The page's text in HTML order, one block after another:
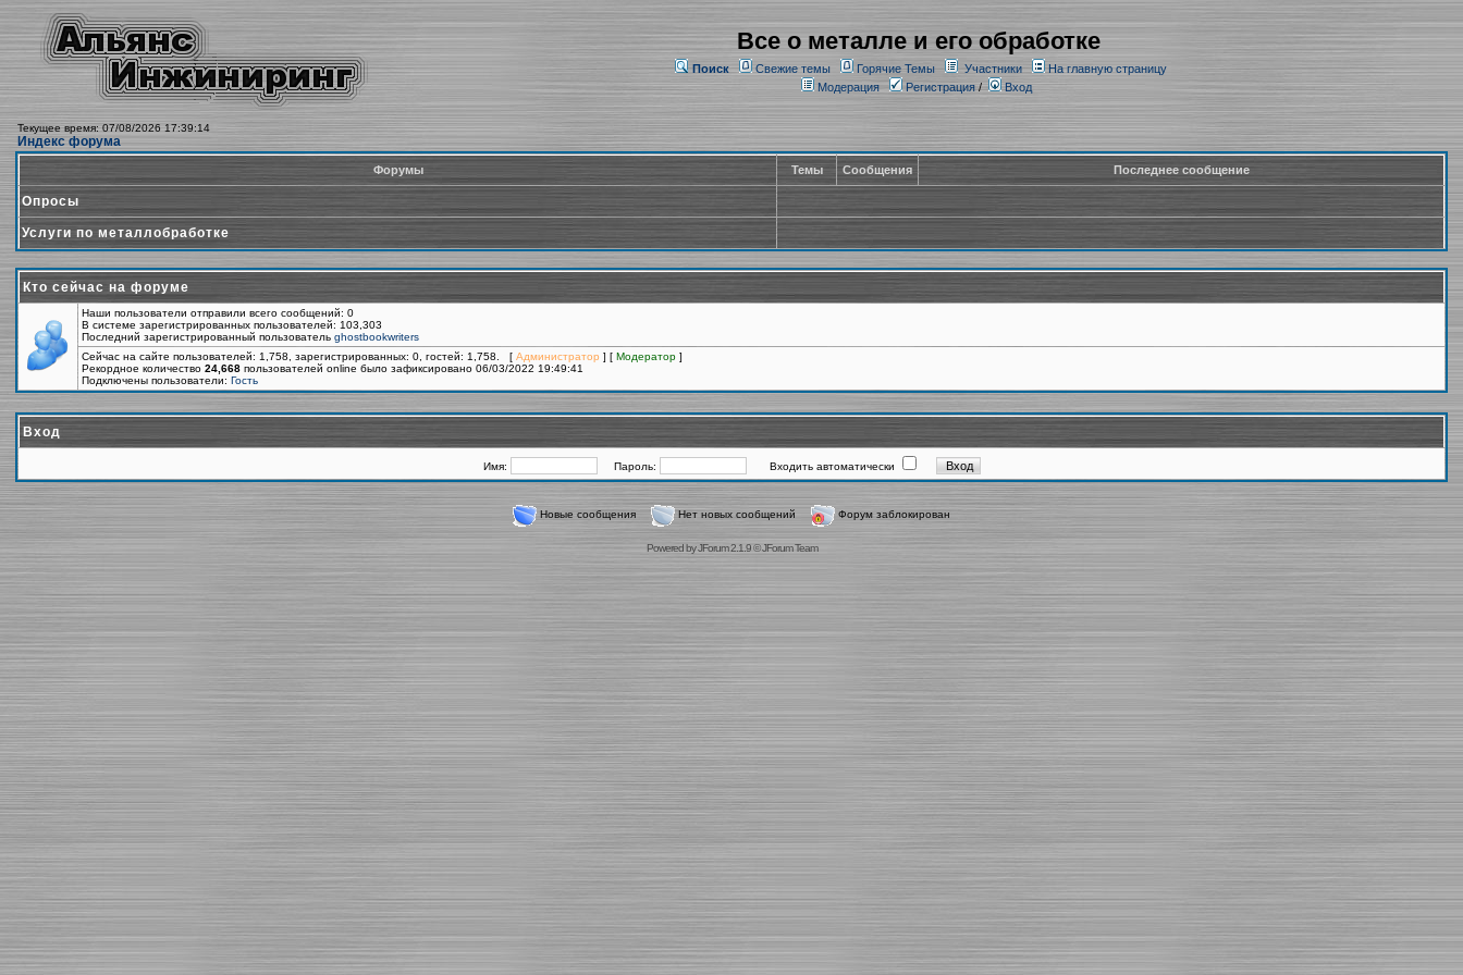
Все о металле и его обработке
Поиск Свежие темы Горячие Темы Участники
На главную страницу
Модерация
Регистрация/ Вход
Текущее время: 07/08/2026 17:39:14
Индекс форума
Форумы Темы Сообщения Последнее сообщение
Опросы
Услуги по металлобработке
Кто сейчас на форуме
Наши пользователи отправили всего сообщений: 0
В системе зарегистрированных пользователей: 103,303
Последний зарегистрированный пользователь ghostbookwriters
Сейчас на сайте пользователей: 1,758, зарегистрированных: 0, гостей: 1,758. [ Администратор ] [ Модератор ]
Рекордное количество 24,668 пользователей online было зафиксировано 06/03/2022 19:49:41
Подключены пользователи: Гость
Вход
Имя: Пароль: Входить автоматически
Новые сообщения Нет новых сообщений Форум заблокирован
Powered byJForum 2.1.9©JForum Team